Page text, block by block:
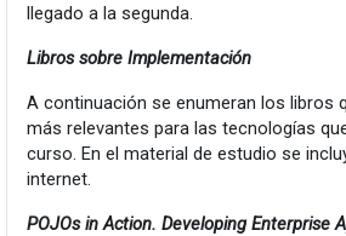
llegado a la segunda.
Libros sobre Implementación
A continuación se enumeran los libros
más relevantes para las tecnologías
curso. En el material de estudio se
internet.
POJOs in Action. Developing Enterprise